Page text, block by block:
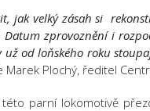
jak velký zásah si
zprovoznění i
už od loňského roku
Plochý, ředitel
této parní lokomotivě